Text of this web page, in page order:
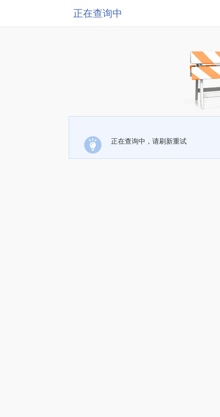
正在查询中
正在查询中，请刷新重试